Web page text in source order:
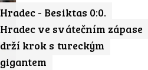
Hradec - Besiktas 0:0.
Hradec ve svátečním zápase
drží krok s tureckým
gigantem